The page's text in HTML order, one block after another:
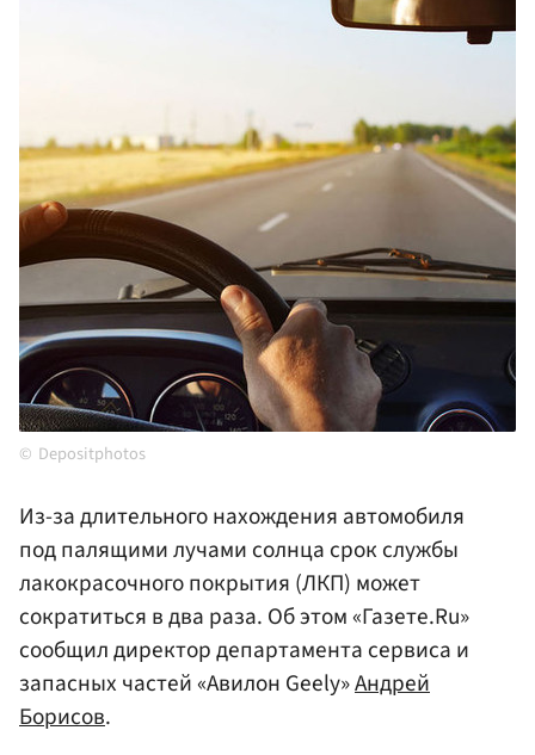
Depositphotos
Из-за длительного нахождения автомобиля
под палящими лучами солнца срок службы
лакокрасочного покрытия (ЛКП) может
сократиться в два раза. Об этом «Газете.Ru»
сообщил директор департамента сервиса и
запасных частей «Авилон Geely»Андрей
Борисов.